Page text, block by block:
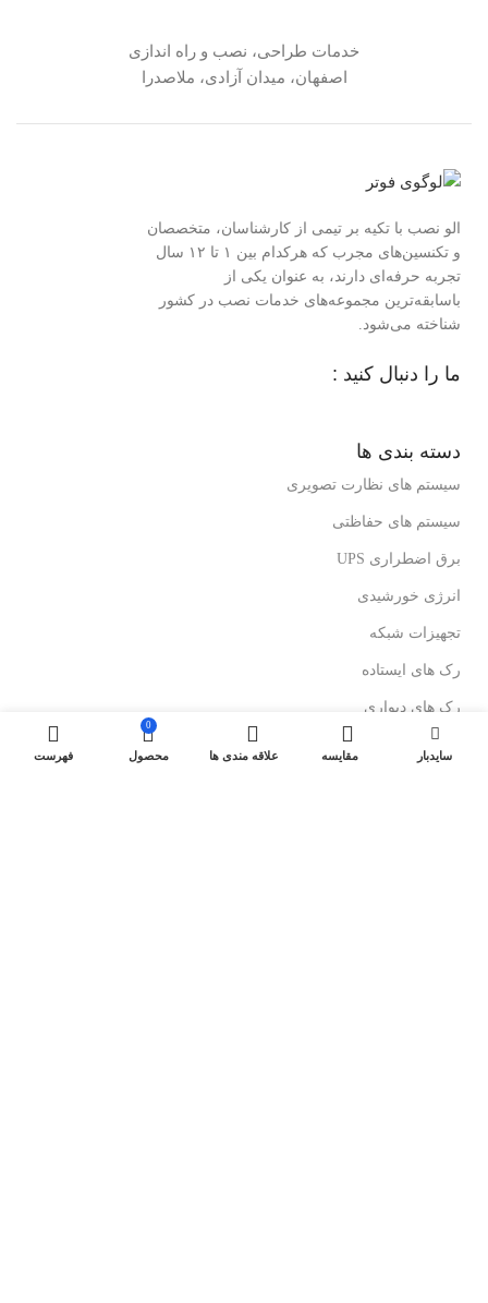
خدمات طراحی، نصب و راه اندازی
اصفهان، میدان آزادی، ملاصدرا
الو نصب با تکیه بر تیمی از کارشناسان، متخصصان
و تکنسین‌های مجرب که هرکدام بین ۱ تا ۱۲ سال
تجربه حرفه‌ای دارند، به عنوان یکی از
باسابقه‌ترین مجموعه‌های خدمات نصب در کشور
شناخته می‌شود.
ما را دنبال کنید :
دسته بندی ها
سیستم های نظارت تصویری
سیستم های حفاظتی
برق اضطراری UPS
انرژی خورشیدی
تجهیزات شبکه
رک های ایستاده
رک های دیواری
درباز کن های تصویری
سایدبار مقایسه علاقه مندی ها
0
محصول فهرست